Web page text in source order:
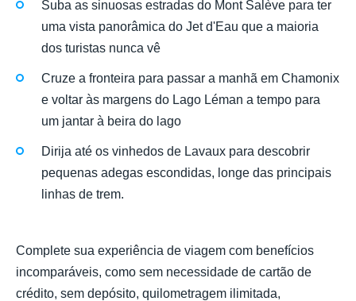
Suba as sinuosas estradas do Mont Salève para ter
uma vista panorâmica do Jet d'Eau que a maioria
dos turistas nunca vê
Cruze a fronteira para passar a manhã em Chamonix
e voltar às margens do Lago Léman a tempo para
um jantar à beira do lago
Dirija até os vinhedos de Lavaux para descobrir
pequenas adegas escondidas, longe das principais
linhas de trem.
Complete sua experiência de viagem com benefícios
incomparáveis, como sem necessidade de cartão de
crédito, sem depósito, quilometragem ilimitada,